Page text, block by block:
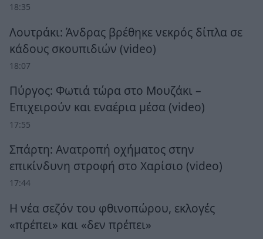
18:35
Λουτράκι: Άνδρας βρέθηκε νεκρός δίπλα σε
κάδους σκουπιδιών (video)
18:07
Πύργος: Φωτιά τώρα στο Μουζάκι –
Επιχειρούν και εναέρια μέσα (video)
17:55
Σπάρτη: Ανατροπή οχήματος στην
επικίνδυνη στροφή στο Χαρίσιο (video)
17:44
Η νέα σεζόν του φθινοπώρου, εκλογές
«πρέπει» και «δεν πρέπει»